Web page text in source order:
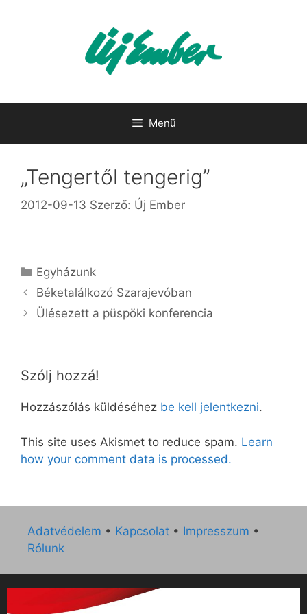
Menü
„Tengertől tengerig”
2012-09-13 Szerző: Új Ember
Kategória
Egyházunk
Béketalálkozó Szarajevóban
Ülésezett a püspöki konferencia
Szólj hozzá!
Hozzászólás küldéséhez be kell jelentkezni.
This site uses Akismet to reduce spam. Learn
how your comment data is processed.
Adatvédelem • Kapcsolat • Impresszum •
Rólunk